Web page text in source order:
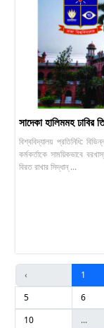
সাদেকা হালিমমহ
বিশ্ববিদ্যালয় প্রতিনিধি:
কর্মকর্তাকে সাময়িকভাবে
বিরত রাখার সিদ্ধান্ ...
‹ 1
5
6
10
...